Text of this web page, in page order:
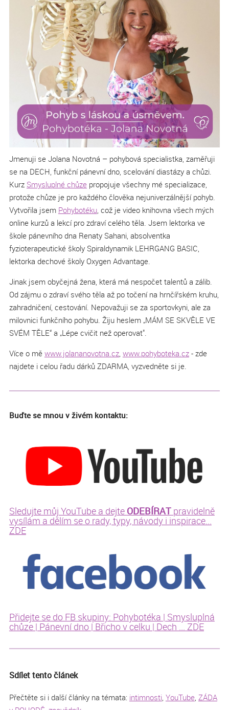
Jmenuji se Jolana Novotná – pohybová specialistka, zaměřuji
se na DECH, funkční pánevní dno, scelování diastázy a chůzi.
Kurz Smysluplné chůzepropojuje všechny mé specializace,
protože chůze je pro každého člověka nejuniverzálnější pohyb.
Vytvořila jsem Pohybotéku, což je video knihovna všech mých
online kurzů a lekcí pro zdraví celého těla. Jsem lektorka ve
škole pánevního dna Renaty Sahani, absolventka
fyzioterapeutické školy Spiraldynamik LEHRGANG BASIC,
lektorka dechové školy Oxygen Advantage.
Jinak jsem obyčejná žena, která má nespočet talentů a zálib.
Od zájmu o zdraví svého těla až po točení na hrnčířském kruhu,
zahradničení, cestování. Nepovažuji se za sportovkyni, ale za
milovnici funkčního pohybu. Žiju heslem „MÁM SE SKVĚLE VE
SVÉM TĚLE“ a „Lépe cvičit než operovat".
Více o mě www.jolananovotna.cz, www.pohyboteka.cz- zde
najdete i celou řadu dárků ZDARMA, vyzvedněte si je.
Buďte se mnou v živém kontaktu:
Sledujte můj YouTube a dejte ODEBÍRAT pravidelně
vysílám a dělím se o rady, typy, návody i inspirace...
ZDE
Přidejte se do FB skupiny: Pohybotéka | Smysluplná
chůze | Pánevní dno | Břicho v celku | Dech ... ZDE
Sdílet tento článek
Přečtěte si i další články na témata: intimnosti, YouTube, ZÁDA